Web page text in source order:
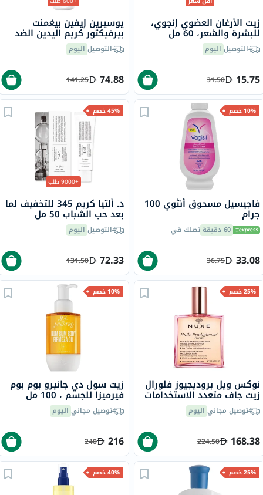
زيت الأرغان العضوي إنجوي،
للبشرة والشعر، 60 مل
التوصيل اليوم
15.75
31.50
يوسيرين إيفين بيغمنت
بيرفيكتور كريم اليدين الضد
التصبغ بعامل حماية من
الشمس 30 75 مل
التوصيل اليوم
74.88
141.25
10% خصم
فاجيسيل مسحوق أنثوي 100
جرام
60 دقيقة تصلك في
33.08
36.75
45% خصم
+9000 طلب
د. ألتيا كريم 345 للتخفيف لما
بعد حب الشباب 50 مل
التوصيل اليوم
72.33
131.50
25% خصم
نوكس ويل بروديجيوز فلورال
زيت جاف متعدد الاستخدامات
100 ملتوصيل مجاني اليوم
168.38
224.50
10% خصم
زيت سول دي جانيرو بوم بوم
فيرميزا للجسم ، 100 مل
توصيل مجاني اليوم
216
240
25% خصم 40% خصم